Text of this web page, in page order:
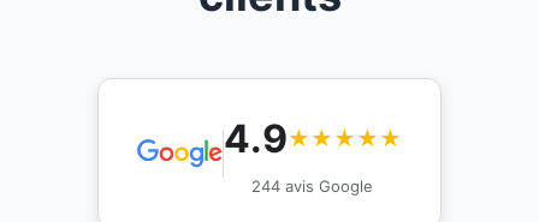
4.9★★★★★
244 avis Google